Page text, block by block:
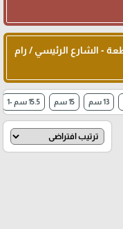
- الشارع الرئيسي / رام
13 سم 15 سم 15.5 سم -1